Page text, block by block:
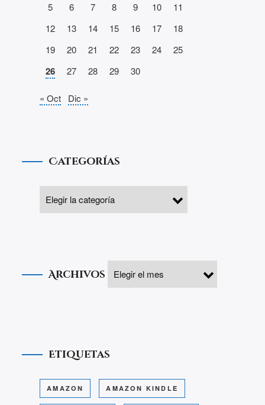
5
6 7 8 9 10
11
12
13 14 15 16 17
18
19
20 21 22 23 24 25
26 27 28 29 30
« Oct Dic »
Categorías
Archivos
Etiquetas
AMAZON AMAZON KINDLE